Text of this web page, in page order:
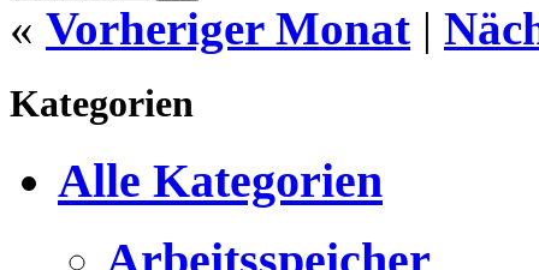
« Vorheriger Monat |
Kategorien
Alle Kategorien